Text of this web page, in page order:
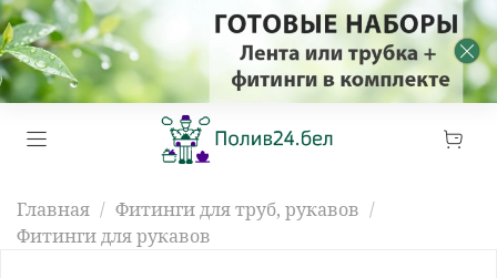
Главная
Фитинги для труб, рукавов
Фитинги для рукавов